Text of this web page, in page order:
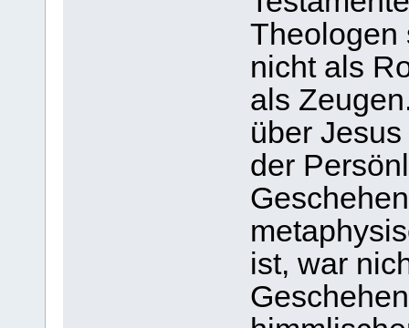
Theologen
nicht als
als
über
der
ist, war